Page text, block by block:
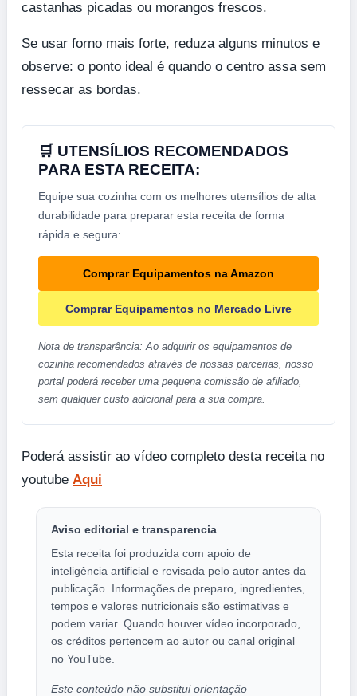
castanhas picadas ou morangos frescos.
Se usar forno mais forte, reduza alguns minutos e
observe: o ponto ideal é quando o centro assa sem
ressecar as bordas.
🛒 UTENSÍLIOS RECOMENDADOS
PARA ESTA RECEITA:
Equipe sua cozinha com os melhores utensílios de alta
durabilidade para preparar esta receita de forma
rápida e segura:
Comprar Equipamentos na Amazon
Comprar Equipamentos no Mercado Livre
Nota de transparência: Ao adquirir os equipamentos de
cozinha recomendados através de nossas parcerias, nosso
portal poderá receber uma pequena comissão de afiliado,
sem qualquer custo adicional para a sua compra.
Poderá assistir ao vídeo completo desta receita no
youtube Aqui
Aviso editorial e transparencia
Esta receita foi produzida com apoio de
inteligência artificial e revisada pelo autor antes da
publicação. Informações de preparo, ingredientes,
tempos e valores nutricionais são estimativas e
podem variar. Quando houver vídeo incorporado,
os créditos pertencem ao autor ou canal original
no YouTube.
Este conteúdo não substitui orientação